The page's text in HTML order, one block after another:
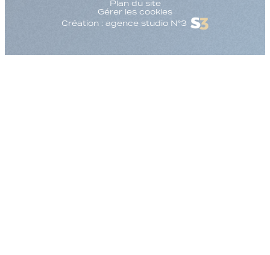
Plan du site
Gérer les cookies
Création : agence studio N°3
Augmenter la